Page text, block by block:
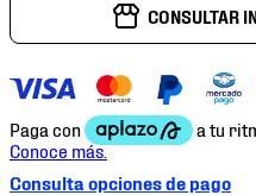
CONSULTAR
Consulta opciones de pago